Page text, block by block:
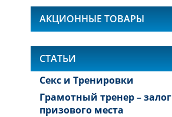
АКЦИОННЫЕ ТОВАРЫ
СТАТЬИ
Секс и Тренировки
Грамотный тренер – залог
призового места